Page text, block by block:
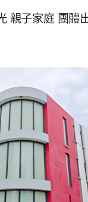
子家庭 團體